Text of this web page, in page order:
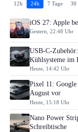
12h 24h 7 Tage 30
iOS 27: Apple
Gestern, 22:48 Uhr
USB-C-
Kühlsysteme im
Heute, 14:42 Uhr
Pixel 11:
August vor
Heute, 15:18 Uhr
Nano Power
Schreibtische